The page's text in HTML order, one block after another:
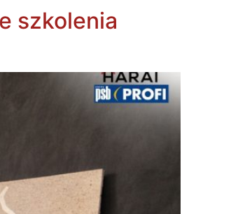
szkolenia